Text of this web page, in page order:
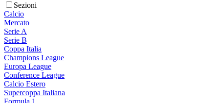
Sezioni
Calcio
Mercato
Serie A
Serie B
Coppa Italia
Champions League
Europa League
Conference League
Calcio Estero
Supercoppa Italiana
Formula 1